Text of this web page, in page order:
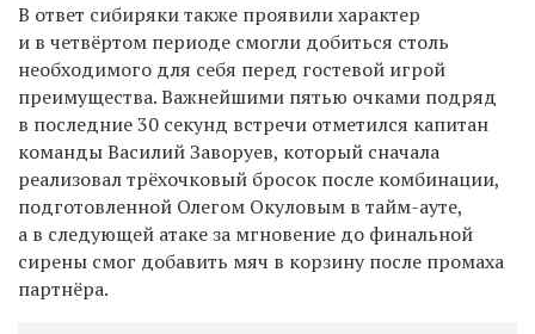
В ответ сибиряки также проявили характер
и в четвёртом периоде смогли добиться столь
необходимого для себя перед гостевой игрой
преимущества. Важнейшими пятью очками подряд
в последние 30 секунд встречи отметился капитан
команды Василий Заворуев, который сначала
реализовал трёхочковый бросок после комбинации,
подготовленной Олегом Окуловым в тайм-ауте,
а в следующей атаке за мгновение до финальной
сирены смог добавить мяч в корзину после промаха
партнёра.